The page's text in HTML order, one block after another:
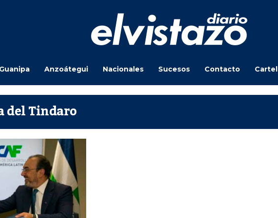
Guanipa Anzoátegui Nacionales Sucesos Contacto
del Tindaro